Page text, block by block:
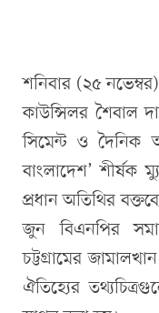
শনিবার (২৫
কাউন্সিলর শৈবাল
সিমেন্ট ও দৈনিক
বাংলাদেশ’ শীর্ষক
প্রধান অতিথির
জুন বিএনপির
চট্টগ্রামের
ঐতিহ্যের